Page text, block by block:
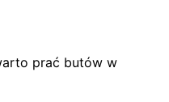
prać butów w